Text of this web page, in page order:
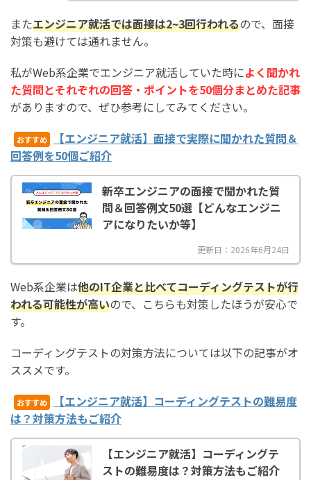
またエンジニア就活では面接は2~3回行われるので、面接
対策も避けては通れません。
私がWeb系企業でエンジニア就活していた時によく聞かれ
た質問とそれぞれの回答・ポイントを50個分まとめた記事
がありますので、ぜひ参考にしてみてください。
おすすめ
【エンジニア就活】面接で実際に聞かれた質問＆
回答例を50個ご紹介
新卒エンジニアの面接で聞かれた質
問＆回答例文50選【どんなエンジニ
アになりたいか等】
更新日：2026年6月24日
Web系企業は他のIT企業と比べてコーディングテストが行
われる可能性が高いので、こちらも対策したほうが安心で
す。
コーディングテストの対策方法については以下の記事がオ
ススメです。
おすすめ
【エンジニア就活】コーディングテストの難易度
は？対策方法もご紹介
【エンジニア就活】コーディングテ
ストの難易度は？対策方法もご紹介